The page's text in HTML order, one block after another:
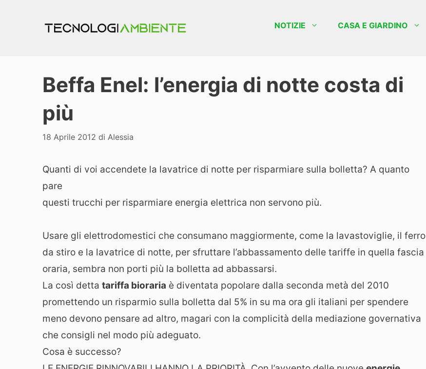
NOTIZIE CASA E GIARDINO
Beffa Enel: l’energia di notte costa di
più
18 Aprile 2012 di Alessia
Quanti di voi accendete la lavatrice di notte per risparmiare sulla bolletta? A quanto
pare
questi trucchi per risparmiare energia elettrica non servono più.
Usare gli elettrodomestici che consumano maggiormente, come la lavastoviglie, il ferro
da stiro e la lavatrice di notte, per sfruttare l’abbassamento delle tariffe in quella fascia
oraria, sembra non porti più la bolletta ad abbassarsi.
La così detta tariffa bioraria è diventata popolare dalla seconda metà del 2010
promettendo un risparmio sulla bolletta dal 5% in su ma ora gli italiani per spendere
meno devono pensare ad altro, magari con la complicità della mediazione governativa
che consigli nel modo più adeguato.
Cosa è successo?